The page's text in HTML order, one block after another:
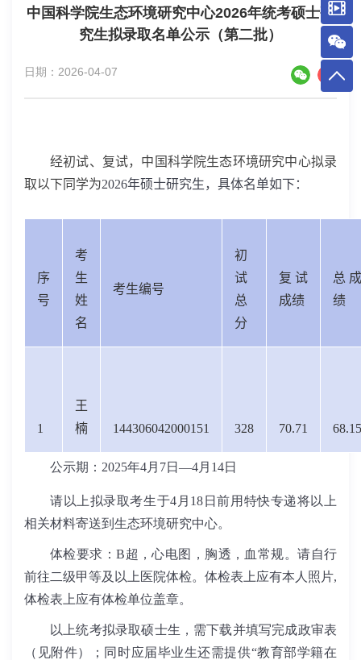
中国科学院生态环境研究中心2026年统考硕士研
究生拟录取名单公示（第二批）
日期：2026-04-07
经初试、复试，中国科学院生态环境研究中心拟录
取以下同学为2026年硕士研究生，具体名单如下：
序
号
考
生
姓
名
考生编号
初
试
总
分
复试
成绩
总成
绩
1
王
楠
144306042000151 328 70.71 68.15
公示期：2025年4月7日—4月14日
请以上拟录取考生于4月18日前用特快专递将以上
相关材料寄送到生态环境研究中心。
体检要求：B超，心电图，胸透，血常规。请自行
前往二级甲等及以上医院体检。体检表上应有本人照片,
体检表上应有体检单位盖章。
以上统考拟录取硕士生，需下载并填写完成政审表
（见附件）；同时应届毕业生还需提供“教育部学籍在